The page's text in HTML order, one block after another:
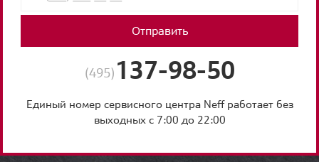
Отправить
(495) 137-98-50
Единый номер сервисного центра Neff работает без
выходных с 7:00 до 22:00